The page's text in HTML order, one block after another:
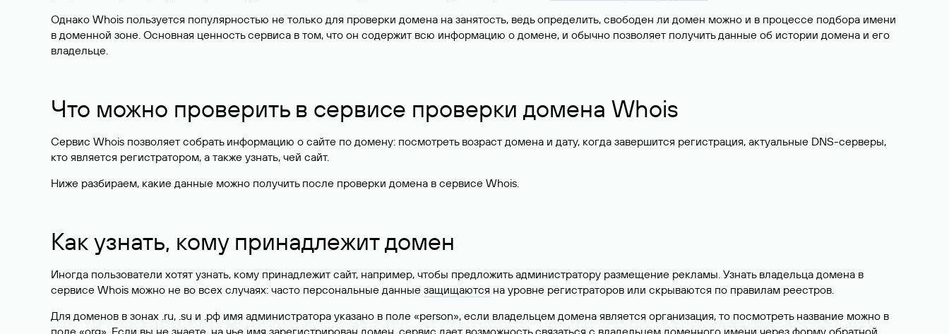
Однако Whois пользуется популярностью не только для проверки домена на занятость, ведь определить, свободен ли домен можно и в процессе подбора имени
в доменной зоне. Основная ценность сервиса в том, что он содержит всю информацию о домене, и обычно позволяет получить данные об истории домена и его
владельце.
Что можно проверить в сервисе проверки домена Whois
Сервис Whois позволяет собрать информацию о сайте по домену: посмотреть возраст домена и дату, когда завершится регистрация, актуальные DNS-серверы,
кто является регистратором, а также узнать, чей сайт.
Ниже разбираем, какие данные можно получить после проверки домена в сервисе Whois.
Как узнать, кому принадлежит домен
Иногда пользователи хотят узнать, кому принадлежит сайт, например, чтобы предложить администратору размещение рекламы. Узнать владельца домена в
сервисе Whois можно не во всех случаях: часто персональные данные защищаются на уровне регистраторов или скрываются по правилам реестров.
Для доменов в зонах .ru, .su и .рф имя администратора указано в поле «person», если владельцем домена является организация, то посмотреть название можно в
поле «org». Если вы не знаете, на чье имя зарегистрирован домен, сервис дает возможность связаться с владельцем доменного имени через форму обратной